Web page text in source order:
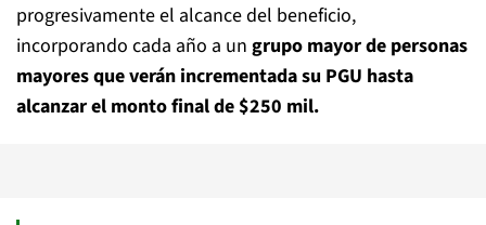
progresivamente el alcance del beneficio,
incorporando cada año a un grupo mayor de personas
mayores que verán incrementada su PGU hasta
alcanzar el monto final de $250 mil.